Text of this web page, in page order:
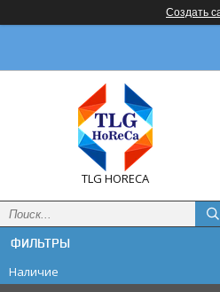
Создать
TLG HORECA
ФИЛЬТРЫ
Наличие